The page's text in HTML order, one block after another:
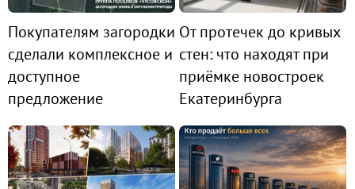
Покупателям загородки
сделали комплексное и
доступное
предложение
От протечек до кривых
стен: что находят при
приёмке новостроек
Екатеринбурга